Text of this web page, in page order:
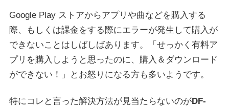
Google Play ストアからアプリや曲などを購入する
際、もしくは課金をする際にエラーが発生して購入が
できないことはしばしばあります。「せっかく有料ア
プリを購入しようと思ったのに、購入＆ダウンロード
ができない！」とお怒りになる方も多いようです。
特にコレと言った解決方法が見当たらないのがDF-